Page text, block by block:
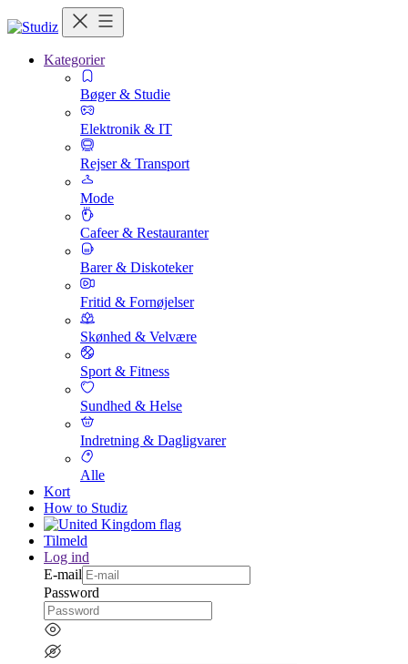
Kategorier
Bøger & Studie
Elektronik & IT
Rejser & Transport
Mode
Cafeer & Restauranter
Barer & Diskoteker
Fritid & Fornøjelser
Skønhed & Velvære
Sport & Fitness
Sundhed & Helse
Indretning & Dagligvarer
Alle
Kort
How to Studiz
Tilmeld
Log ind
E-mail
Password